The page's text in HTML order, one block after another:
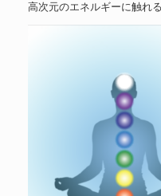
高次元のエネルギーに触れ